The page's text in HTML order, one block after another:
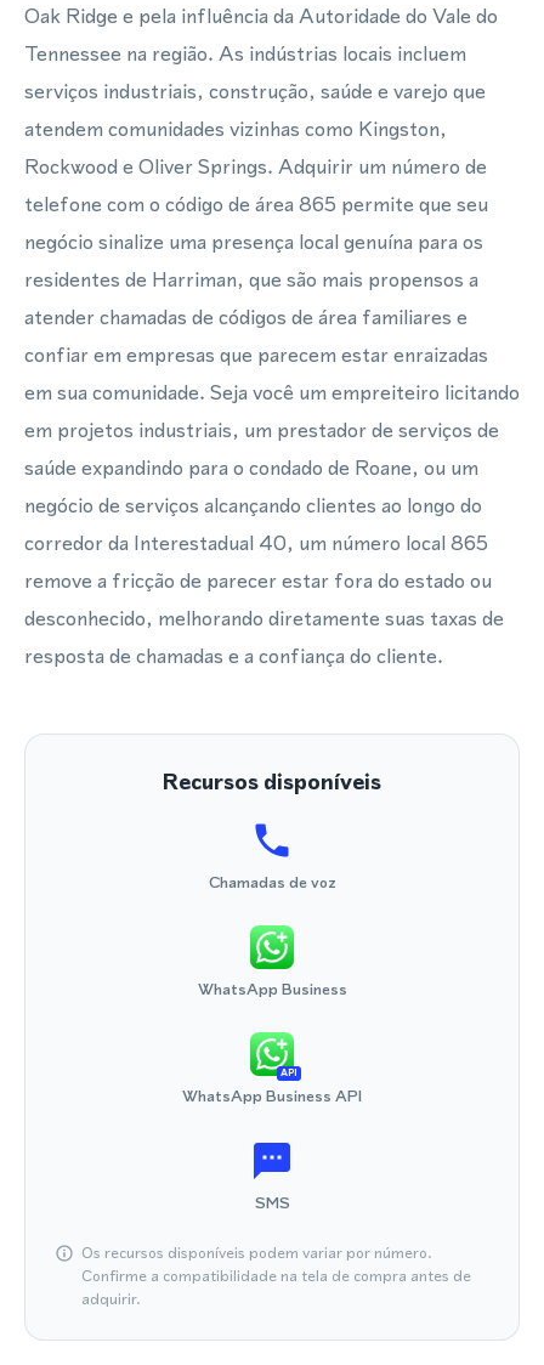
Oak Ridge e pela influência da Autoridade do Vale do
Tennessee na região. As indústrias locais incluem
serviços industriais, construção, saúde e varejo que
atendem comunidades vizinhas como Kingston,
Rockwood e Oliver Springs. Adquirir um número de
telefone com o código de área 865 permite que seu
negócio sinalize uma presença local genuína para os
residentes de Harriman, que são mais propensos a
atender chamadas de códigos de área familiares e
confiar em empresas que parecem estar enraizadas
em sua comunidade. Seja você um empreiteiro licitando
em projetos industriais, um prestador de serviços de
saúde expandindo para o condado de Roane, ou um
negócio de serviços alcançando clientes ao longo do
corredor da Interestadual 40, um número local 865
remove a fricção de parecer estar fora do estado ou
desconhecido, melhorando diretamente suas taxas de
resposta de chamadas e a confiança do cliente.
Recursos disponíveis
Chamadas de voz
WhatsApp Business
API
WhatsApp Business API
SMS
Os recursos disponíveis podem variar por número.
Confirme a compatibilidade na tela de compra antes de
adquirir.